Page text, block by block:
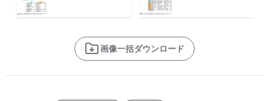
画像一括ダウンロード